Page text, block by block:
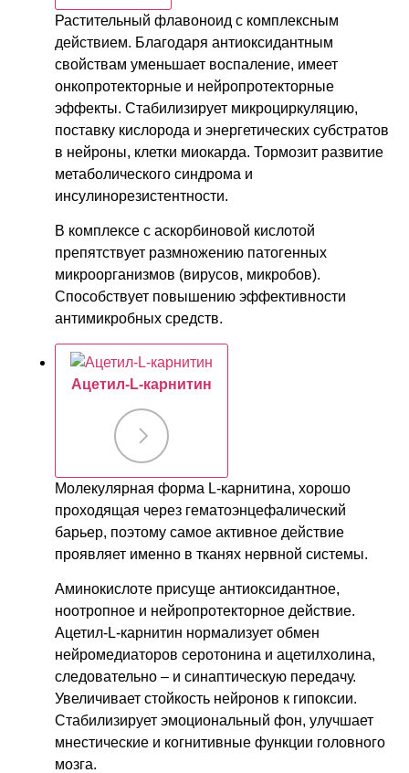
Растительный флавоноид с комплексным
действием. Благодаря антиоксидантным
свойствам уменьшает воспаление, имеет
онкопротекторные и нейропротекторные
эффекты. Стабилизирует микроциркуляцию,
поставку кислорода и энергетических субстратов
в нейроны, клетки миокарда. Тормозит развитие
метаболического синдрома и
инсулинорезистентности.
В комплексе с аскорбиновой кислотой
препятствует размножению патогенных
микроорганизмов (вирусов, микробов).
Способствует повышению эффективности
антимикробных средств.
Ацетил-L-карнитин
Молекулярная форма L-карнитина, хорошо
проходящая через гематоэнцефалический
барьер, поэтому самое активное действие
проявляет именно в тканях нервной системы.
Аминокислоте присуще антиоксидантное,
ноотропное и нейропротекторное действие.
Ацетил-L-карнитин нормализует обмен
нейромедиаторов серотонина и ацетилхолина,
следовательно – и синаптическую передачу.
Увеличивает стойкость нейронов к гипоксии.
Стабилизирует эмоциональный фон, улучшает
мнестические и когнитивные функции головного
мозга.